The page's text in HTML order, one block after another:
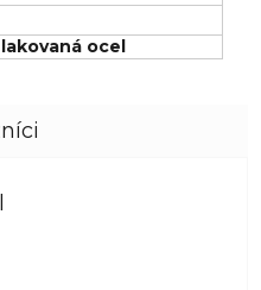
ocel
je 5 z 5 hvězdiček.